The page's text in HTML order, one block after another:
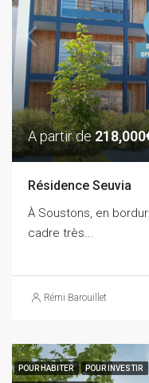
A partir de
Résidence Seuvia
À Soustons, en
cadre très...
Rémi Barouillet
POUR HABITER POUR INVESTIR